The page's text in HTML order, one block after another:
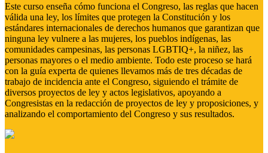
Este curso enseña cómo funciona el Congreso, las reglas que hacen
válida una ley, los límites que protegen la Constitución y los
estándares internacionales de derechos humanos que garantizan que
ninguna ley vulnere a las mujeres, los pueblos indígenas, las
comunidades campesinas, las personas LGBTIQ+, la niñez, las
personas mayores o el medio ambiente. Todo este proceso se hará
con la guía experta de quienes llevamos más de tres décadas de
trabajo de incidencia ante el Congreso, siguiendo el trámite de
diversos proyectos de ley y actos legislativos, apoyando a
Congresistas en la redacción de proyectos de ley y proposiciones, y
analizando el comportamiento del Congreso y sus resultados.